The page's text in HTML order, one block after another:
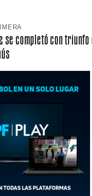
se completó con triunfo